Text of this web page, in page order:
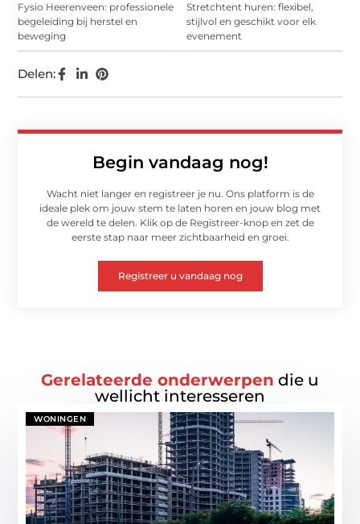
Fysio Heerenveen: professionele
begeleiding bij herstel en
beweging
Stretchtent huren: flexibel,
stijlvol en geschikt voor elk
evenement
Begin vandaag nog!
Wacht niet langer en registreer je nu. Ons platform is de
ideale plek om jouw stem te laten horen en jouw blog met
de wereld te delen. Klik op de Registreer-knop en zet de
eerste stap naar meer zichtbaarheid en groei.
Registreer u vandaag nog
Delen:
Gerelateerde onderwerpen die u
wellicht interesseren
WONINGEN